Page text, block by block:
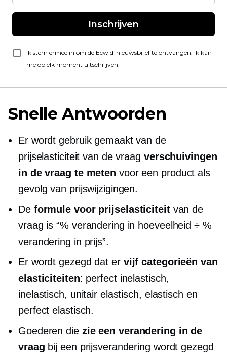
Inschrijven
Ik stem ermee in om de Ecwid-nieuwsbrief te ontvangen. Ik kan
me op elk moment uitschrijven.
Snelle Antwoorden
Er wordt gebruik gemaakt van de
prijselasticiteit van de vraag verschuivingen
in de vraag te meten voor een product als
gevolg van prijswijzigingen.
De formule voor prijselasticiteitvan de
vraag is “% verandering in hoeveelheid ÷ %
verandering in prijs”.
Er wordt gezegd dat er vijf categorieën van
elasticiteiten: perfect inelastisch,
inelastisch, unitair elastisch, elastisch en
perfect elastisch.
Goederen die zie een verandering in de
vraag bij een prijsverandering wordt gezegd